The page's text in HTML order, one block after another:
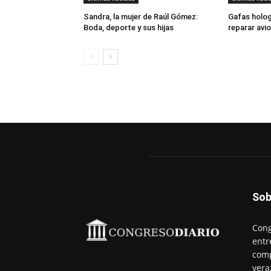
Sandra, la mujer de Raúl Gómez:
Boda, deporte y sus hijas
Gafas
reparar